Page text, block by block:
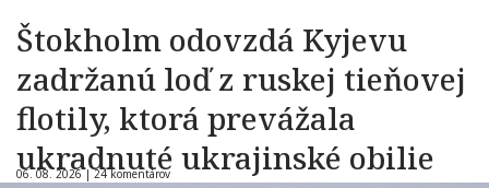
Štokholm odovzdá Kyjevu
zadržanú loď z ruskej tieňovej
flotily, ktorá prevážala
ukradnuté ukrajinské obilie
06. 08. 2026 |24 komentárov